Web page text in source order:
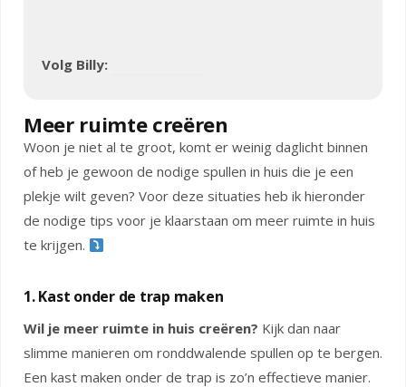
Volg Billy:
Meer ruimte creëren
Woon je niet al te groot, komt er weinig daglicht binnen
of heb je gewoon de nodige spullen in huis die je een
plekje wilt geven? Voor deze situaties heb ik hieronder
de nodige tips voor je klaarstaan om meer ruimte in huis
te krijgen.
1. Kast onder de trap maken
Wil je meer ruimte in huis creëren? Kijk dan naar
slimme manieren om ronddwalende spullen op te bergen.
Een kast maken onder de trap is zo’n effectieve manier.